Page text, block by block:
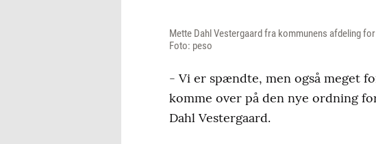
Mette Dahl Vestergaard fra kommunens afdeling
Foto: peso
- Vi er spændte, men også meget
komme over på den nye ordning
Dahl Vestergaard.